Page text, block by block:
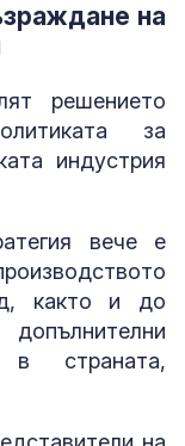
на
решението
за
индустрия
вече е
както и до
в страната,